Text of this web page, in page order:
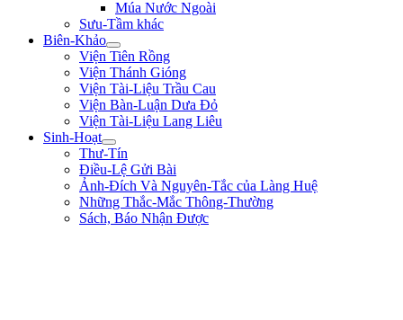
Múa Nước Ngoài
Sưu-Tầm khác
Biên-Khảo
Viện Tiên Rồng
Viện Thánh Gióng
Viện Tài-Liệu Trầu Cau
Viện Bàn-Luận Dưa Đỏ
Viện Tài-Liệu Lang Liêu
Sinh-Hoạt
Thư-Tín
Điều-Lệ Gửi Bài
Ảnh-Đích Và Nguyên-Tắc của Làng Huệ
Những Thắc-Mắc Thông-Thường
Sách, Báo Nhận Được